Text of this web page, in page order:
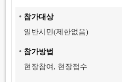
참가대상
일반시민(제한없음)
참가방법
현장참여, 현장접수